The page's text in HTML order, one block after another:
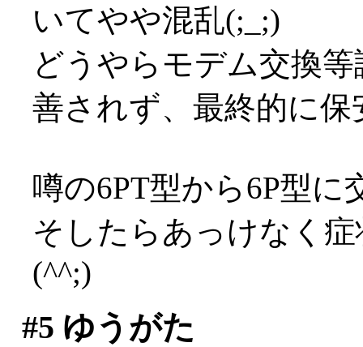
いてやや混乱(;_;)
どうやらモデム交換
善されず、最終的に
噂の6PT型から6P型
そしたらあっけなく
(^^;)
#5 ゆうがた